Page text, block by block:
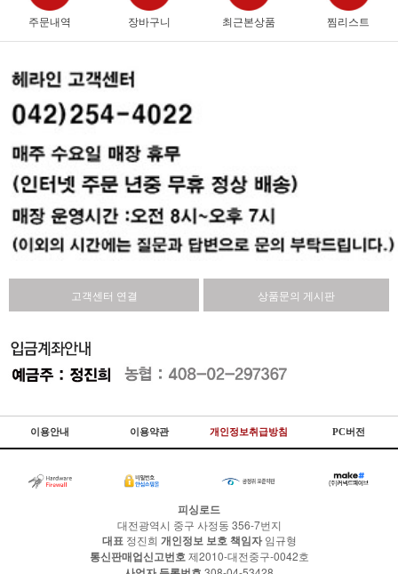
주문내역 장바구니 최근본상품 찜리스트
고객센터 연결 상품문의 게시판
이용안내 이용약관 개인정보취급방침 PC버전
피싱로드
대전광역시 중구 사정동 356-7번지
대표 정진희 개인정보 보호 책임자임규형
통신판매업신고번호 제2010-대전중구-0042호